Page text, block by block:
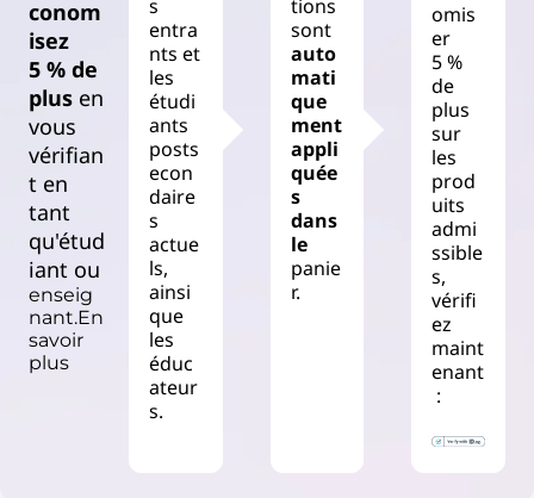
conom
isez
5 % de
plus en
vous
vérifian
t en
tant
qu'étud
iant ou
enseig
nant.En
savoir
plus
s
entra
nts et
les
étudi
ants
posts
econ
daire
s
actue
ls,
ainsi
que
les
éduc
ateur
s.
tions
sont
auto
mati
que
ment
appli
quée
s
dans
le
panie
r.
omis
er
5 %
de
plus
sur
les
prod
uits
admi
ssible
s,
vérifi
ez
maint
enant
: